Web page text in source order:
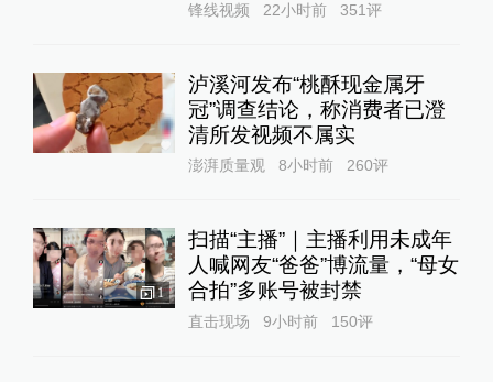
锋线视频 22小时前 351评
泸溪河发布“桃酥现金属牙
冠”调查结论，称消费者已澄
清所发视频不属实
澎湃质量观 8小时前 260评
1
扫描“主播”｜主播利用未成年
人喊网友“爸爸”博流量，“母女
合拍”多账号被封禁
直击现场 9小时前 150评